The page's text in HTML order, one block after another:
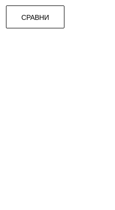
СРАВНИ